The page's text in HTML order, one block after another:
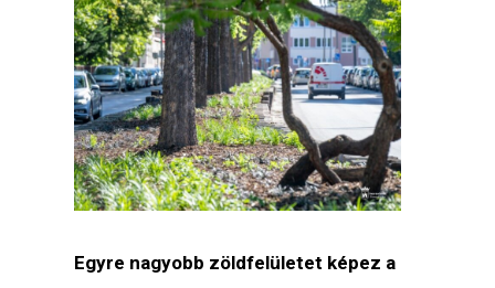
Egyre nagyobb zöldfelületet képez a